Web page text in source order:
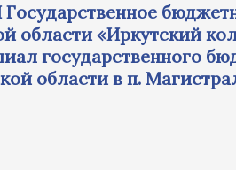
области «Иркутский
государственного
области в п.